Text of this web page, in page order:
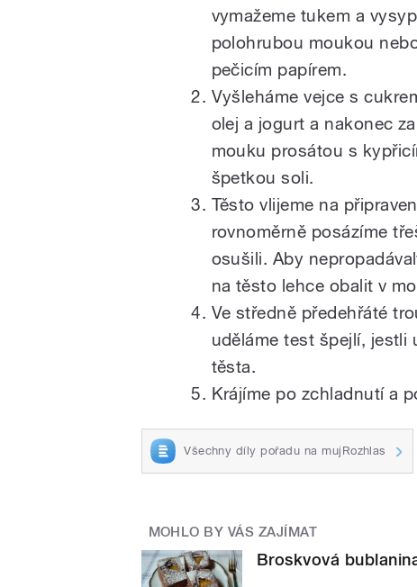
vymažeme tukem a
polohrubou moukou
pečicím papírem.
Vyšleháme vejce s
olej a jogurt a nakonec
mouku prosátou s
špetkou soli.
Těsto vlijeme na
rovnoměrně posázíme
osušili. Aby
na těsto lehce obalit v
Ve středně předehřáté
uděláme test špejlí, jestli
těsta.
Krájíme po zchladnutí a
Všechny díly pořadu na mujRozhlas
MOHLO BY VÁS ZAJÍMAT
Broskvová